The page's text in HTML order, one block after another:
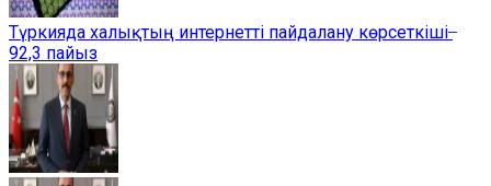
Түркияда халықтың интернетті пайдалану көрсеткіші ̶
92,3 пайыз